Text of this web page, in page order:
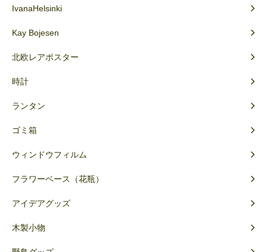
IvanaHelsinki
Kay Bojesen
北欧レアポスター
時計
ランタン
ゴミ箱
ウィンドウフィルム
フラワーベース（花瓶）
アイデアグッズ
木製小物